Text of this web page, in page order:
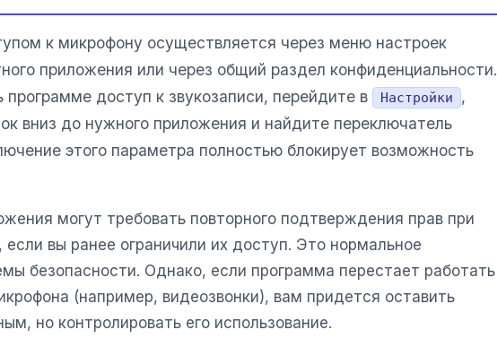
к микрофону осуществляется через меню настроек
приложения или через общий раздел конфиденциальности.
программе доступ к звукозаписи, перейдите в
Настройки
,
вниз до нужного приложения и найдите переключатель
этого параметра полностью блокирует возможность
могут требовать повторного подтверждения прав при
вы ранее ограничили их доступ. Это нормальное
безопасности. Однако, если программа перестает работать
(например, видеозвонки), вам придется оставить
но контролировать его использование.